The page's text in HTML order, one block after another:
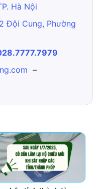
Hà Nội
Đội Cung, Phường
–